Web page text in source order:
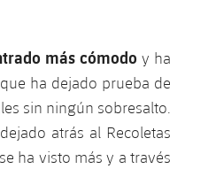
más cómodo y ha
ha dejado prueba de
sin ningún sobresalto.
atrás al Recoletas
ha visto más y a través